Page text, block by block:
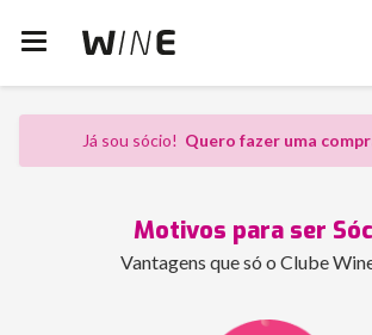
Já sou sócio! Quero fazer uma
Motivos para ser
Vantagens que só o Clube